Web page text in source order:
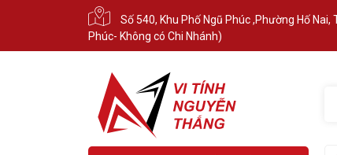
Số 540, Khu Phố Ngũ Phúc ,Phường Hố
Phúc- Không có Chi Nhánh)